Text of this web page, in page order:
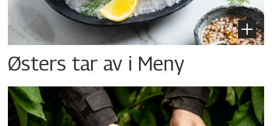
Østers tar av i Meny